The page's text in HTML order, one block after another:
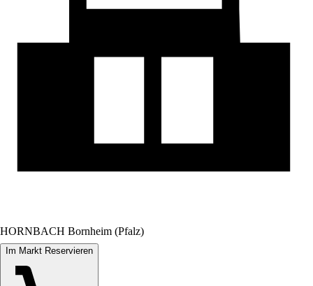
HORNBACH Bornheim (Pfalz)
Im Markt Reservieren